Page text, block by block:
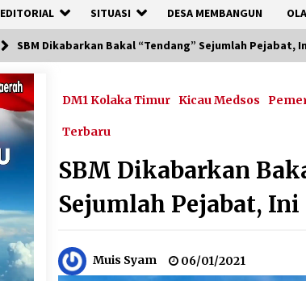
EDITORIAL SITUASI DESA MEMBANGUN
SBM Dikabarkan Bakal “Tendang” Sejumlah Pejabat,
DM1 Kolaka Timur Kicau Medsos
Terbaru
SBM Dikabarkan
Sejumlah Pejabat,
Muis Syam 06/01/2021